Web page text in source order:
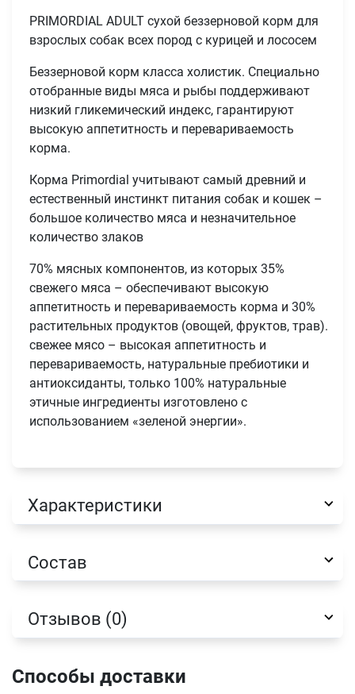
PRIMORDIAL ADULT сухой беззерновой корм для
взрослых собак всех пород с курицей и лососем
Беззерновой корм класса холистик. Специально
отобранные виды мяса и рыбы поддерживают
низкий гликемический индекс, гарантируют
высокую аппетитность и перевариваемость
корма.
Корма Primordial учитывают самый древний и
естественный инстинкт питания собак и кошек –
большое количество мяса и незначительное
количество злаков
70% мясных компонентов, из которых 35%
свежего мяса – обеспечивают высокую
аппетитность и перевариваемость корма и 30%
растительных продуктов (овощей, фруктов, трав).
свежее мясо – высокая аппетитность и
перевариваемость, натуральные пребиотики и
антиоксиданты, только 100% натуральные
этичные ингредиенты изготовлено с
использованием «зеленой энергии».
Характеристики
Состав
Отзывов (0)
Способы доставки
Имя
Телефон